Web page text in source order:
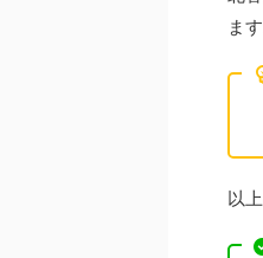
ま
以